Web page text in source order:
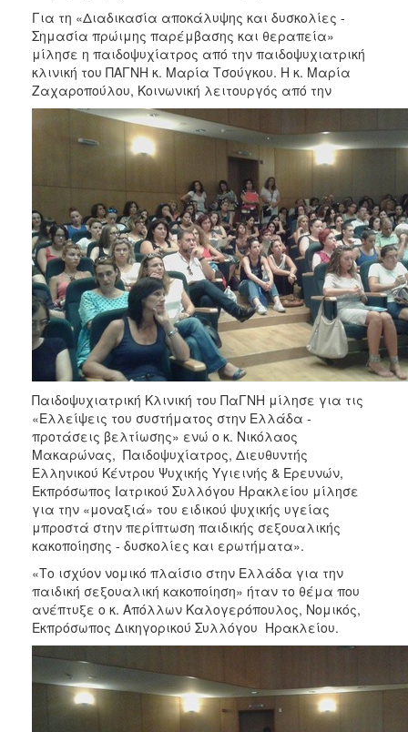
Για τη «Διαδικασία αποκάλυψης και δυσκολίες -
Σημασία πρώιμης παρέμβασης και θεραπεία»
μίλησε η παιδοψυχίατρος από την παιδοψυχιατρική
κλινική του ΠΑΓΝΗ κ. Μαρία Τσούγκου. Η κ. Μαρία
Ζαχαροπούλου, Κοινωνική λειτουργός από την
Παιδοψυχιατρική Κλινική του ΠαΓΝΗ μίλησε για τις
«Ελλείψεις του συστήματος στην Ελλάδα -
προτάσεις βελτίωσης» ενώ ο κ. Νικόλαος
Μακαρώνας, Παιδοψυχίατρος, Διευθυντής
Ελληνικού Κέντρου Ψυχικής Υγιεινής & Ερευνών,
Εκπρόσωπος Ιατρικού Συλλόγου Ηρακλείου μίλησε
για την «μοναξιά» του ειδικού ψυχικής υγείας
μπροστά στην περίπτωση παιδικής σεξουαλικής
κακοποίησης - δυσκολίες και ερωτήματα».
«Το ισχύον νομικό πλαίσιο στην Ελλάδα για την
παιδική σεξουαλική κακοποίηση» ήταν το θέμα που
ανέπτυξε ο κ. Απόλλων Καλογερόπουλος, Νομικός,
Εκπρόσωπος Δικηγορικού Συλλόγου Ηρακλείου.